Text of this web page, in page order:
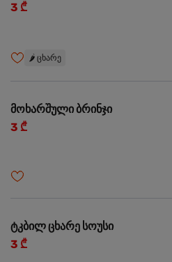
3 ₾
🌶️ ცხარე
მოხარშული ბრინჯი
3 ₾
ტკბილ ცხარე სოუსი
3 ₾